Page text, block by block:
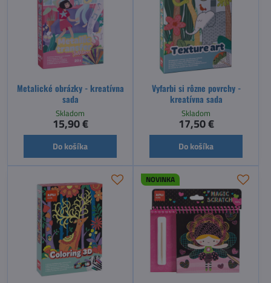
Metalické obrázky - kreatívna
sada
Skladom
15,90 €
Do košíka
Vyfarbi si rôzne povrchy -
kreatívna sada
Skladom
17,50 €
Do košíka
NOVINKA